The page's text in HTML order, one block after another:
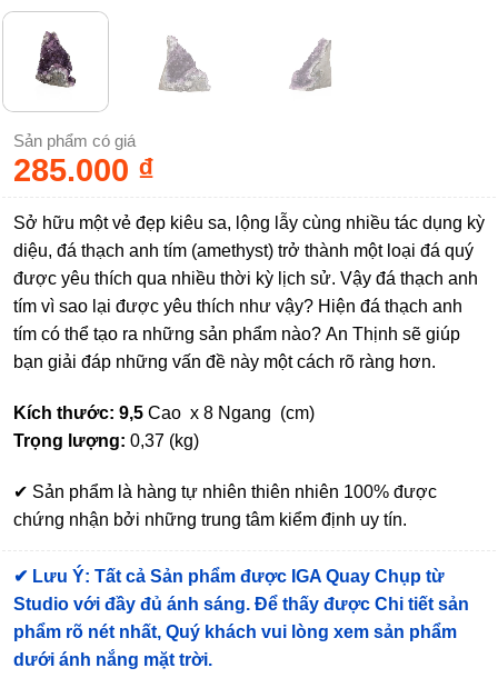
Sản phẩm có giá
285.000 ₫
Sở hữu một vẻ đẹp kiêu sa, lộng lẫy cùng nhiều tác dụng kỳ
diệu, đá thạch anh tím (amethyst) trở thành một loại đá quý
được yêu thích qua nhiều thời kỳ lịch sử. Vậy đá thạch anh
tím vì sao lại được yêu thích như vậy? Hiện đá thạch anh
tím có thể tạo ra những sản phẩm nào? An Thịnh sẽ giúp
bạn giải đáp những vấn đề này một cách rõ ràng hơn.
Kích thước: 9,5 Cao x 8 Ngang (cm)
Trọng lượng: 0,37 (kg)
✔ Sản phẩm là hàng tự nhiên thiên nhiên 100% được
chứng nhận bởi những trung tâm kiểm định uy tín.
✔ Lưu Ý: Tất cả Sản phẩm được IGA Quay Chụp từ
Studio với đầy đủ ánh sáng. Để thấy được Chi tiết sản
phẩm rõ nét nhất, Quý khách vui lòng xem sản phẩm
dưới ánh nắng mặt trời.